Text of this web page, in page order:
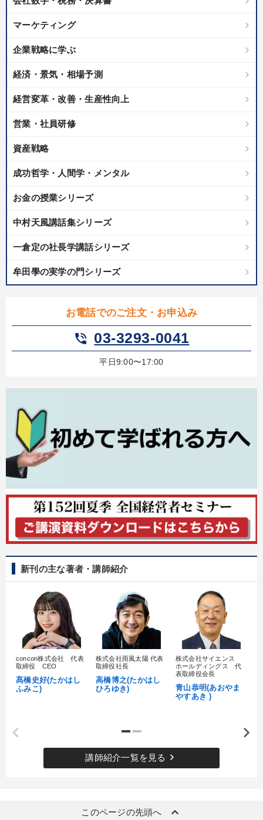
IT・デジタル活用 銀行交渉 商品開発 教育
上場企業 プロ経営者 早分かり 一流人 広報・PR
会長 理念・パーパス 不動産 労務問題・リスク対策
販売戦略 交渉 株式市場 多様性・ダイバーシティ
SNS活用 大竹愼一
※「更新」を押すと「タグ・キーワード」を更新いただけます。
マーケティング
企業戦略に学ぶ
経済・景気・相場予測
経営変革・改善・生産性向上
営業・社員研修
資産戦略
成功哲学・人間学・メンタル
お金の授業シリーズ
中村天風講話集シリーズ
一倉定の社長学講話シリーズ
牟田學の実学の門シリーズ
お電話でのご注文・お申込み
phone_in_talk 03-3293-0041
平日9:00〜17:00
新刊の主な著者・講師紹介
concon株式会社 代表
取締役 CEO
髙橋史好(たかはし
ふみこ)
株式会社雨風太陽 代表
取締役社長
高橋博之(たかはし
ひろゆき)
株式会社サイエンス
ホールディングス 代
表取締役会長
青山恭明(あおやま
やすあき )
講師紹介一覧を見る keyboard_arrow_right
このページの先頭へ keyboard_arrow_up